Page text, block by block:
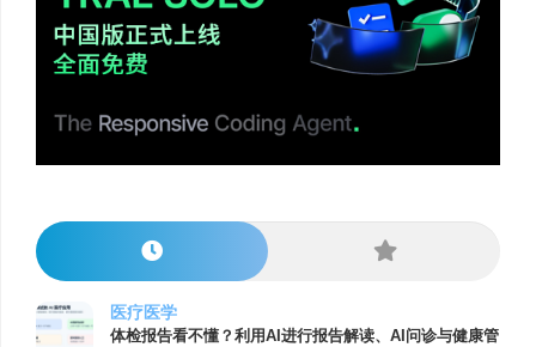
医疗医学
体检报告看不懂？利用AI进行报告解读、AI问诊与健康管